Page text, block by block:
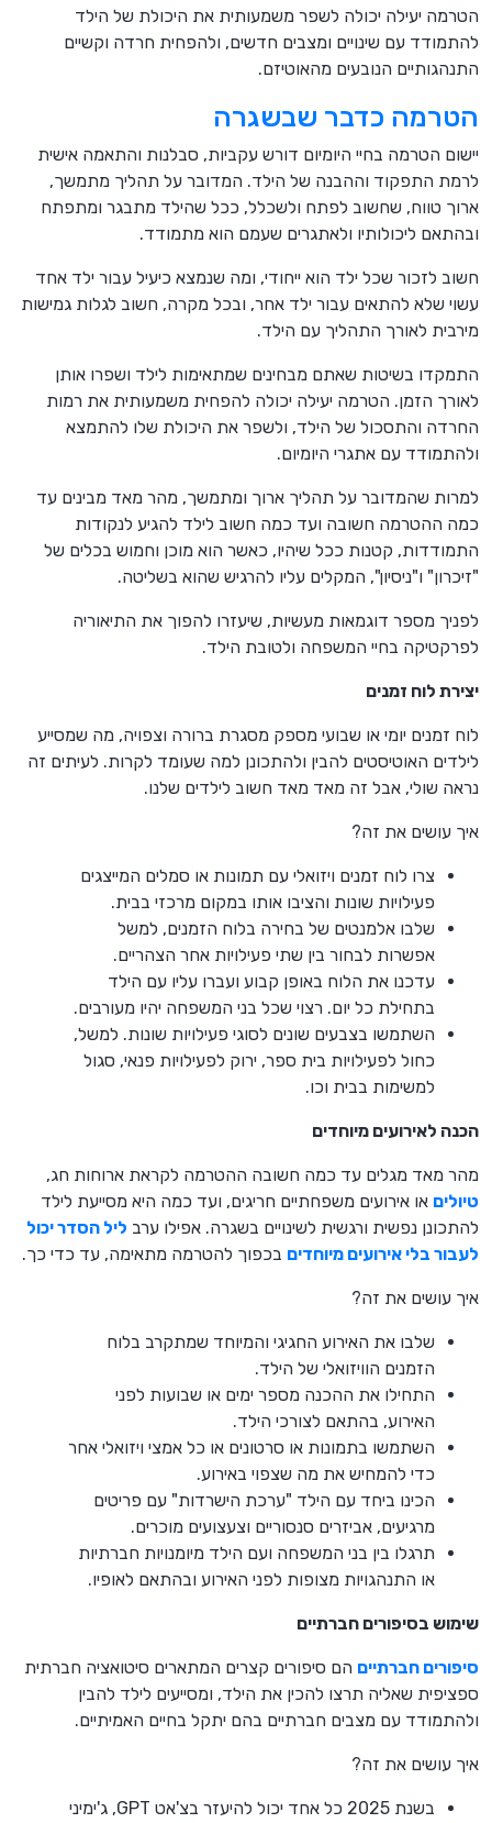
הטרמה יעילה יכולה לשפר משמעותית את היכולת של הילד
להתמודד עם שינויים ומצבים חדשים, ולהפחית חרדה וקשיים
התנהגותיים הנובעים מהאוטיזם.
הטרמה כדבר שבשגרה
יישום הטרמה בחיי היומיום דורש עקביות, סבלנות והתאמה אישית
לרמת התפקוד וההבנה של הילד. המדובר על תהליך מתמשך,
ארוך טווח, שחשוב לפתח ולשכלל, ככל שהילד מתבגר ומתפתח
ובהתאם ליכולותיו ולאתגרים שעמם הוא מתמודד.
חשוב לזכור שכל ילד הוא ייחודי, ומה שנמצא כיעיל עבור ילד אחד
עשוי שלא להתאים עבור ילד אחר, ובכל מקרה, חשוב לגלות גמישות
מירבית לאורך התהליך עם הילד.
התמקדו בשיטות שאתם מבחינים שמתאימות לילד ושפרו אותן
לאורך הזמן. הטרמה יעילה יכולה להפחית משמעותית את רמות
החרדה והתסכול של הילד, ולשפר את היכולת שלו להתמצא
ולהתמודד עם אתגרי היומיום.
למרות שהמדובר על תהליך ארוך ומתמשך, מהר מאד מבינים עד
כמה ההטרמה חשובה ועד כמה חשוב לילד להגיע לנקודות
התמודדות, קטנות ככל שיהיו, כאשר הוא מוכן וחמוש בכלים של
"זיכרון" ו"ניסיון", המקלים עליו להרגיש שהוא בשליטה.
לפניך מספר דוגמאות מעשיות, שיעזרו להפוך את התיאוריה
לפרקטיקה בחיי המשפחה ולטובת הילד.
יצירת לוח זמנים
לוח זמנים יומי או שבועי מספק מסגרת ברורה וצפויה, מה שמסייע
לילדים האוטיסטים להבין ולהתכונן למה שעומד לקרות. לעיתים זה
נראה שולי, אבל זה מאד מאד חשוב לילדים שלנו.
איך עושים את זה?
צרו לוח זמנים ויזואלי עם תמונות או סמלים המייצגים
פעילויות שונות והציבו אותו במקום מרכזי בבית.
שלבו אלמנטים של בחירה בלוח הזמנים, למשל
אפשרות לבחור בין שתי פעילויות אחר הצהריים.
עדכנו את הלוח באופן קבוע ועברו עליו עם הילד
בתחילת כל יום. רצוי שכל בני המשפחה יהיו מעורבים.
השתמשו בצבעים שונים לסוגי פעילויות שונות. למשל,
כחול לפעילויות בית ספר, ירוק לפעילויות פנאי, סגול
למשימות בבית וכו.
הכנה לאירועים מיוחדים
מהר מאד מגלים עד כמה חשובה ההטרמה לקראת ארוחות חג,
טיולים או אירועים משפחתיים חריגים, ועד כמה היא מסייעת לילד
להתכונן נפשית ורגשית לשינויים בשגרה. אפילו ערב ליל הסדר יכול
לעבור בלי אירועים מיוחדים בכפוך להטרמה מתאימה, עד כדי כך.
איך עושים את זה?
שלבו את האירוע החגיגי והמיוחד שמתקרב בלוח
הזמנים הוויזואלי של הילד.
התחילו את ההכנה מספר ימים או שבועות לפני
האירוע, בהתאם לצורכי הילד.
השתמשו בתמונות או סרטונים או כל אמצי ויזואלי אחר
כדי להמחיש את מה שצפוי באירוע.
הכינו ביחד עם הילד "ערכת הישרדות" עם פריטים
מרגיעים, אביזרים סנסוריים וצעצועים מוכרים.
תרגלו בין בני המשפחה ועם הילד מיומנויות חברתיות
או התנהגויות מצופות לפני האירוע ובהתאם לאופיו.
שימוש בסיפורים חברתיים
סיפורים חברתיים הם סיפורים קצרים המתארים סיטואציה חברתית
ספציפית שאליה תרצו להכין את הילד, ומסייעים לילד להבין
ולהתמודד עם מצבים חברתיים בהם יתקל בחיים האמיתיים.
איך עושים את זה?
בשנת 2025 כל אחד יכול להיעזר בצ'אט GPT, ג'ימיני